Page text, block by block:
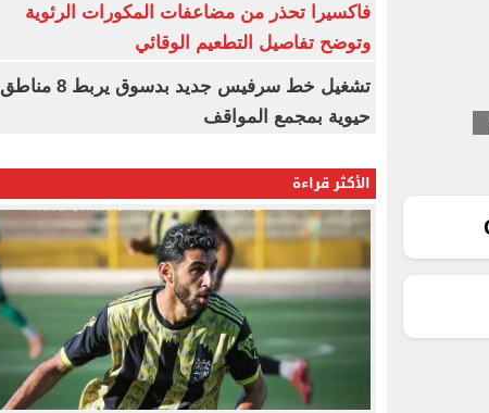
فاكسيرا تحذر من مضاعفات المكورات الرئوية
وتوضح تفاصيل التطعيم الوقائي
تشغيل خط سرفيس جديد بدسوق يربط 8 مناطق
حيوية بمجمع المواقف
الأكثر قراءة